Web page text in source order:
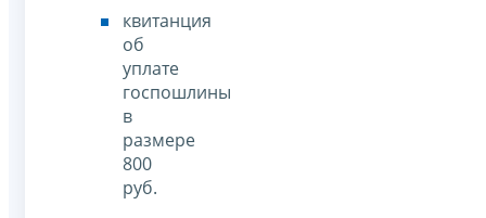
квитанция
об
уплате
госпошлины
в
размере
800
руб.